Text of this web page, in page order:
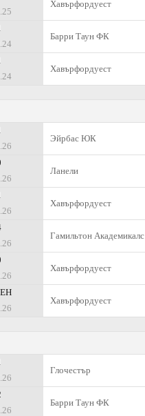
Хавърфордуест
Барри Таун ФК
Хавърфордуест
Эйрбас ЮК
Ланели
Хавърфордуест
Гамильтон Академикалс
Хавърфордуест
Хавърфордуест
Глочестър
Барри Таун ФК